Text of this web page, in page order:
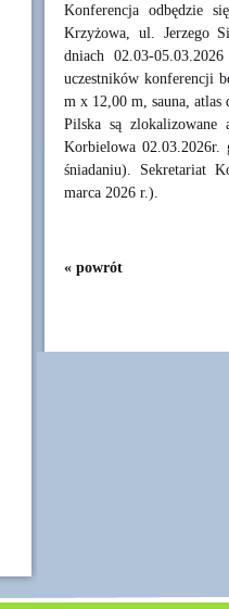
Konferencja odbędzie
Krzyżowa, ul. Jerzego
dniach 02.03-
uczestników konferencji
m x 12,00 m, sauna, atlas
Pilska są zlokalizowane
Korbielowa
śniadaniu). Sekretariat
marca 2026 r.).
« powrót